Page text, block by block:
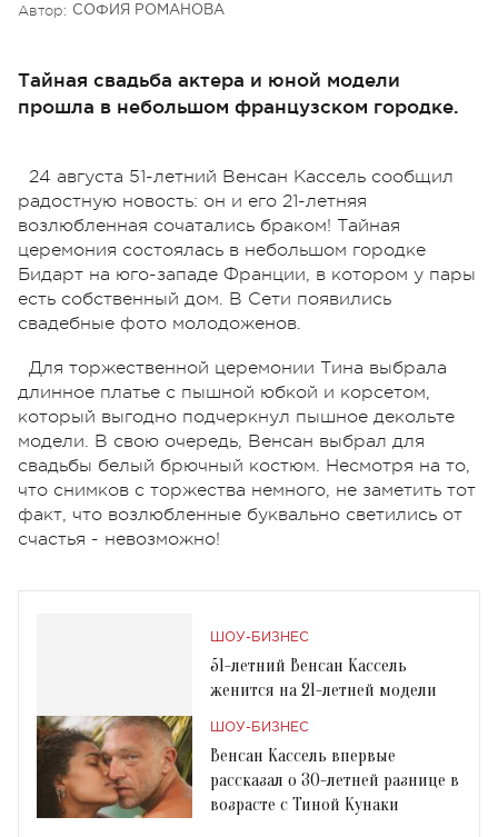
Автор: СОФИЯ РОМАНОВА
Тайная свадьба актера и юной модели
прошла в небольшом французском городке.
24 августа 51-летний Венсан Кассель сообщил
радостную новость: он и его 21-летняя
возлюбленная сочатались браком! Тайная
церемония состоялась в небольшом городке
Бидарт на юго-западе Франции, в котором у пары
есть собственный дом. В Сети появились
свадебные фото молодоженов.
Для торжественной церемонии Тина выбрала
длинное платье с пышной юбкой и корсетом,
который выгодно подчеркнул пышное декольте
модели. В свою очередь, Венсан выбрал для
свадьбы белый брючный костюм. Несмотря на то,
что снимков с торжества немного, не заметить тот
факт, что возлюбленные буквально светились от
счастья - невозможно!
ШОУ-БИЗНЕС
51-летний Венсан Кассель
женится на 21-летней модели
ШОУ-БИЗНЕС
Венсан Кассель впервые
рассказал о 30-летней разнице в
возрасте с Тиной Кунаки